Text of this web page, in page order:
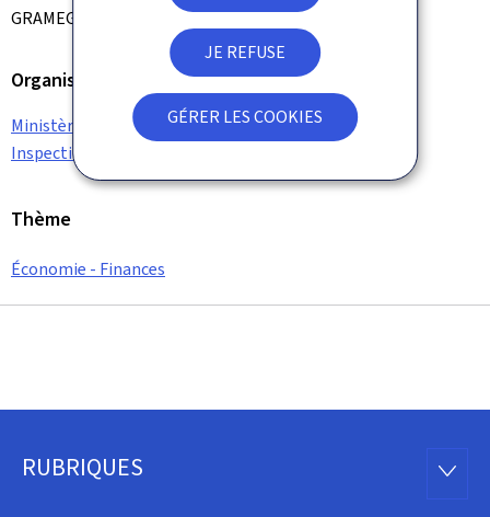
JE REFUSE
GÉRER LES COOKIES
GRAMEGNA Pierre
Organisation
Ministère des Finances
Inspection générale des finances (IGF)
Thème
Économie - Finances
Pied
RUBRIQUES